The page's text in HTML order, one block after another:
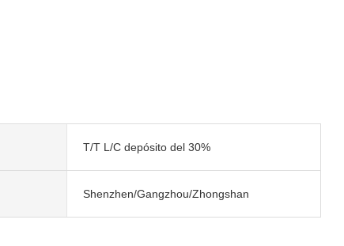
T/T L/C depósito del 30%
Shenzhen/Gangzhou/Zhongshan